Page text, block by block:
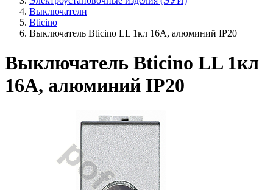
Выключатели
Bticino
Выключатель Bticino LL 1кл 16А, алюминий IP20
Выключатель Bticino LL 1кл
16А, алюминий IP20